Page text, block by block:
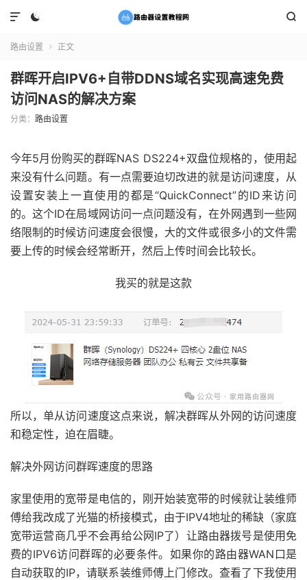
 

路由设置  正文
群晖开启IPV6+自带DDNS域名实现高速免费
访问NAS的解决方案
分类： 路由设置
今年5月份购买的群晖NAS DS224+双盘位规格的，使用起
来没有什么问题。有一点需要迫切改进的就是访问速度，从
设置安装上一直使用的都是“QuickConnect”的ID来访问
的。这个ID在局域网访问一点问题没有，在外网遇到一些网
络限制的时候访问速度会很慢，大的文件或很多小的文件需
要上传的时候会经常断开，然后上传时间会比较长。
我买的就是这款
所以，单从访问速度这点来说，解决群晖从外网的访问速度
和稳定性，迫在眉睫。
解决外网访问群晖速度的思路
家里使用的宽带是电信的，刚开始装宽带的时候就让装维师
傅给我改成了光猫的桥接模式，由于IPV4地址的稀缺（家庭
宽带运营商几乎不会再给公网IP了）让路由器拨号是使用免
费的IPV6访问群晖的必要条件。如果你的路由器WAN口是
自动获取的IP，请联系装维师傅上门修改。查看了下我使用